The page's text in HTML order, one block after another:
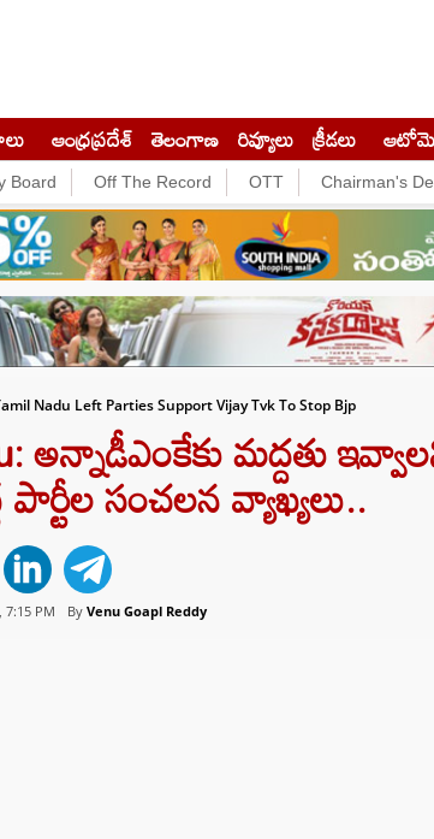
ఆంధ్రప్రదేశ్ తెలంగాణ రివ్యూలు క్రీడలు
Board Off The Record OTT Chairman's
Nadu Left Parties Support Vijay Tvk To Stop Bjp
అన్నాడీఎంకేకు మద్దతు
పార్టీల సంచలన వ్యాఖ్యలు..
7:15 PM By Venu Goapl Reddy